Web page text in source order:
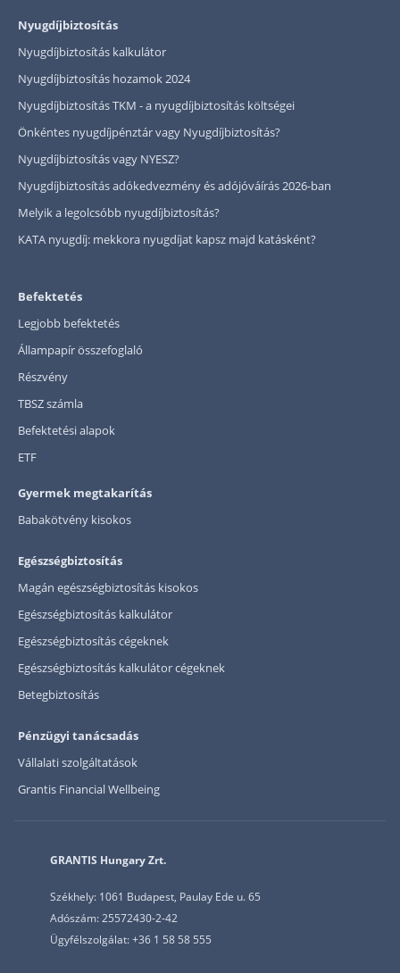
Nyugdíjbiztosítás
Nyugdíjbiztosítás kalkulátor
Nyugdíjbiztosítás hozamok 2024
Nyugdíjbiztosítás TKM - a nyugdíjbiztosítás költségei
Önkéntes nyugdíjpénztár vagy Nyugdíjbiztosítás?
Nyugdíjbiztosítás vagy NYESZ?
Nyugdíjbiztosítás adókedvezmény és adójóváírás 2026-ban
Melyik a legolcsóbb nyugdíjbiztosítás?
KATA nyugdíj: mekkora nyugdíjat kapsz majd katásként?
Befektetés
Legjobb befektetés
Állampapír összefoglaló
Részvény
TBSZ számla
Befektetési alapok
ETF
Gyermek megtakarítás
Babakötvény kisokos
Egészségbiztosítás
Magán egészségbiztosítás kisokos
Egészségbiztosítás kalkulátor
Egészségbiztosítás cégeknek
Egészségbiztosítás kalkulátor cégeknek
Betegbiztosítás
Pénzügyi tanácsadás
Vállalati szolgáltatások
Grantis Financial Wellbeing
GRANTIS Hungary Zrt.
Székhely: 1061 Budapest, Paulay Ede u. 65
Adószám: 25572430-2-42
Ügyfélszolgálat: +36 1 58 58 555